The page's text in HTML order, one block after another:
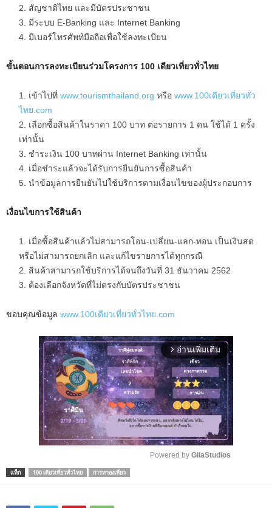
สัญชาติไทย และมีบัตรประชาชน
มีระบบ E-Banking และ Internet Banking
มีเบอร์โทรศัพท์มือถือเพื่อใช้ลงทะเบียน
ขั้นตอนการลงทะเบียนร่วมโครงการ 100 เดียวเที่ยวทั่วไทย
เข้าไปที่ www.tourismthailand.org หรือ www.100เดียวเที่ยวทั่ว
ไทย.com
เลือกซื้อสินค้าในราคา 100 บาท ต่อรายการ 1 คน ใช้ได้ 1 ครั้ง
เท่านั้น
ชำระเงิน 100 บาทผ่าน Internet Banking เท่านั้น
เมื่อชำระแล้วจะได้รับการยืนยันการซื้อสินค้า
นำข้อมูลการยืนยันไปใช้บริการตามเงื่อนไขของผู้ประกอบการ
เงื่อนไขการใช้สินค้า
เมื่อซื้อสินค้าแล้วไม่สามารถโอน-เปลี่ยน-แลก-ทอน เป็นเงินสด
หรือไม่สามารถยกเลิก และแก้ไขรายการได้ทุกกรณี
สินค้าสามารถใช้บริการได้จนถึงวันที่ 31 ธันวาคม 2562
ต้องเลือกจังหวัดที่ไม่ตรงกับบัตรประชาชน
ขอบคุณข้อมูล www.100เดียวเที่ยวทั่วไทย.com
arrow_forward_ios อ่านเพิ่มเติม
Powered by GliaStudios
แท็ก 100 เดียวเที่ยวทั่วไทย การทาองเที่ยว